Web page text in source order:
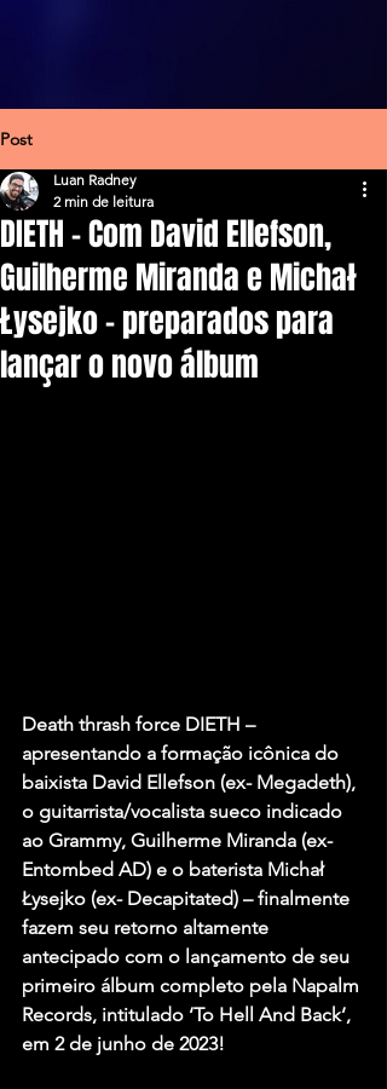
Post
DIETH – Com David Ellefson,
Guilherme Miranda e Michał
Łysejko – preparados para
lançar o novo álbum
Luan Radney
2 min de leitura
Death thrash force DIETH –
apresentando a formação icônica do
baixista David Ellefson (ex- Megadeth),
o guitarrista/vocalista sueco indicado
ao Grammy, Guilherme Miranda (ex-
Entombed AD) e o baterista Michał
Łysejko (ex- Decapitated) – finalmente
fazem seu retorno altamente
antecipado com o lançamento de seu
primeiro álbum completo pela Napalm
Records, intitulado ‘To Hell And Back’,
em 2 de junho de 2023!